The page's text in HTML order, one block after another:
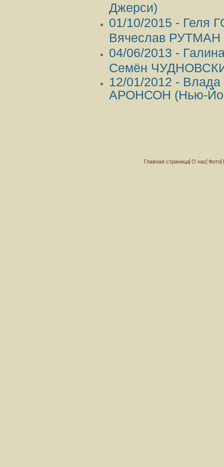
Джерси)
01/10/2015 -
Вячеслав РУТМАН
04/06/2013 -
Семён
12/01/2012 -
АРОНСОН (Нью-
Главная страница О нас Фото